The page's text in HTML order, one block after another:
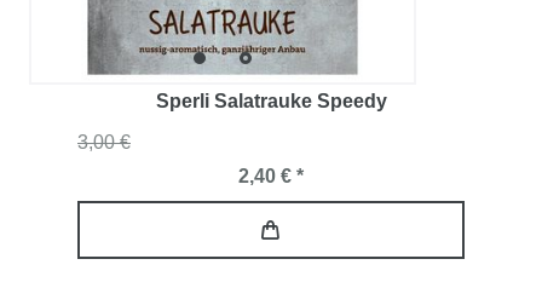
Sperli Salatrauke Speedy
3,00 €
2,40 € *